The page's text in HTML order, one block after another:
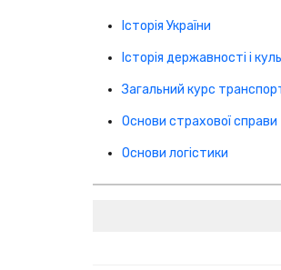
Історія України
Історія державності і
Загальний курс
Основи страхової справи
Основи логістики